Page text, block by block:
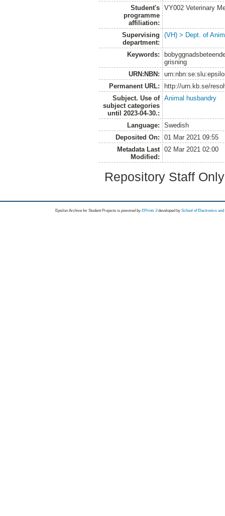
Student's
programme
affiliation:
VY002 Veterinary
Supervising
department:
(VH) > Dept. of
Keywords:
grisning
URN:NBN:
Permanent URL:
http://urn.kb.se/
Subject. Use of
subject categories
until 2023-04-30.:
Animal husbandry
Language:
Swedish
Deposited On:
01 Mar 2021 09:55
Metadata Last
Modified:
02 Mar 2021 02:00
Repository Staff
Epsilon Archive for Student Projects is powored byEPrints 3 developed by School of Electronics